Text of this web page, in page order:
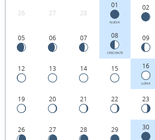
de
España.
26 27 28
01
NUEVA
02
05 06 07 08
CRECIENTE
09
12 13 14 15 16
LLENA
19 20 21 22 23
26 27 28 29 30